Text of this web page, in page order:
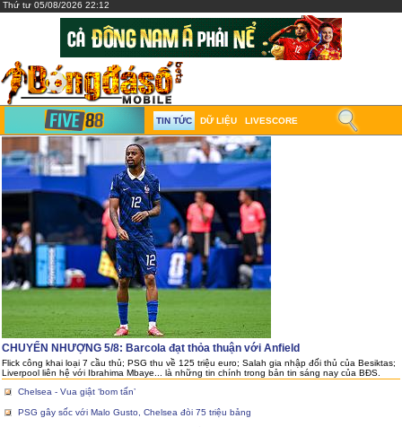
Thứ tư 05/08/2026 22:12
TIN TỨC DỮ LIỆU LIVESCORE
CHUYỂN NHƯỢNG 5/8: Barcola đạt thỏa thuận với Anfield
Flick công khai loại 7 cầu thủ; PSG thu về 125 triệu euro; Salah gia nhập đối thủ của Besiktas;
Liverpool liên hệ với Ibrahima Mbaye... là những tin chính trong bản tin sáng nay của BĐS.
Chelsea - Vua giật ‘bom tấn’
PSG gây sốc với Malo Gusto, Chelsea đòi 75 triệu bảng